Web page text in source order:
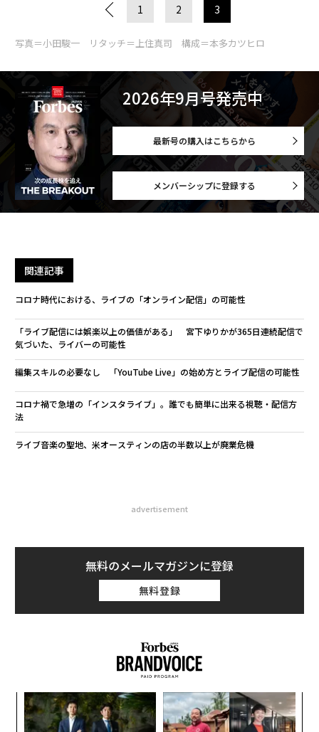
1 2 3
写真＝小田駿一 リタッチ＝上住真司 構成＝本多カツヒロ
2026年9月号発売中
最新号の購入はこちらから
メンバーシップに登録する
関連記事
コロナ時代における、ライブの「オンライン配信」の可能性
「ライブ配信には娯楽以上の価値がある」 宮下ゆりかが365日連続配信で
気づいた、ライバーの可能性
編集スキルの必要なし 「YouTube Live」の始め方とライブ配信の可能性
コロナ禍で急増の「インスタライブ」。誰でも簡単に出来る視聴・配信方
法
ライブ音楽の聖地、米オースティンの店の半数以上が廃業危機
advertisement
無料のメールマガジンに登録
無料登録